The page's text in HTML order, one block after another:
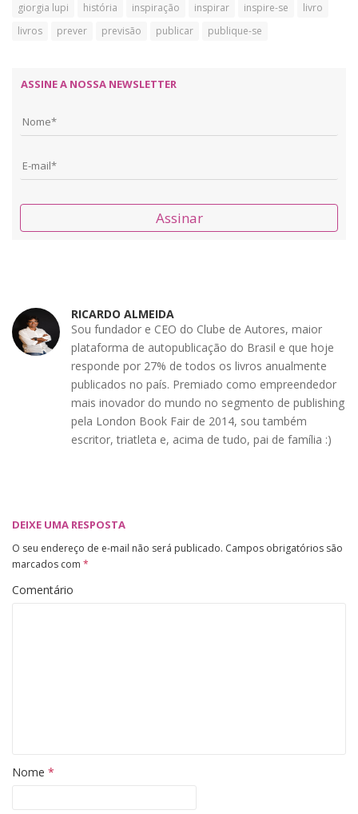
giorgia lupi
história inspiração inspirar inspire-se
livro
livros
prever previsão publicar publique-se
ASSINE A NOSSA NEWSLETTER
Assinar
RICARDO ALMEIDA
Sou fundador e CEO do Clube de Autores, maior
plataforma de autopublicação do Brasil e que hoje
responde por 27% de todos os livros anualmente
publicados no país. Premiado como empreendedor
mais inovador do mundo no segmento de publishing
pela London Book Fair de 2014, sou também
escritor, triatleta e, acima de tudo, pai de família :)
DEIXE UMA RESPOSTA
O seu endereço de e-mail não será publicado. Campos obrigatórios são
marcados com *
Comentário
Nome *